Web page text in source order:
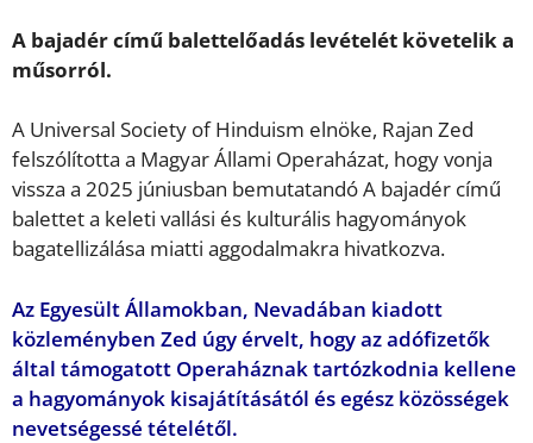
A bajadér című balettelőadás levételét követelik a
műsorról.
A Universal Society of Hinduism elnöke, Rajan Zed
felszólította a Magyar Állami Operaházat, hogy vonja
vissza a 2025 júniusban bemutatandó A bajadér című
balettet a keleti vallási és kulturális hagyományok
bagatellizálása miatti aggodalmakra hivatkozva.
Az Egyesült Államokban, Nevadában kiadott
közleményben Zed úgy érvelt, hogy az adófizetők
által támogatott Operaháznak tartózkodnia kellene
a hagyományok kisajátításától és egész közösségek
nevetségessé tételétől.